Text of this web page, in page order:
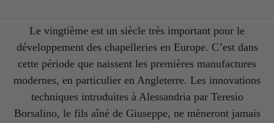
Le vingtième est un siècle très important pour le
développement des chapelleries en Europe. C’est dans
cette période que naissent les premières manufactures
modernes, en particulier en Angleterre. Les innovations
techniques introduites à Alessandria par Teresio
Borsalino, le fils aîné de Giuseppe, ne mèneront jamais